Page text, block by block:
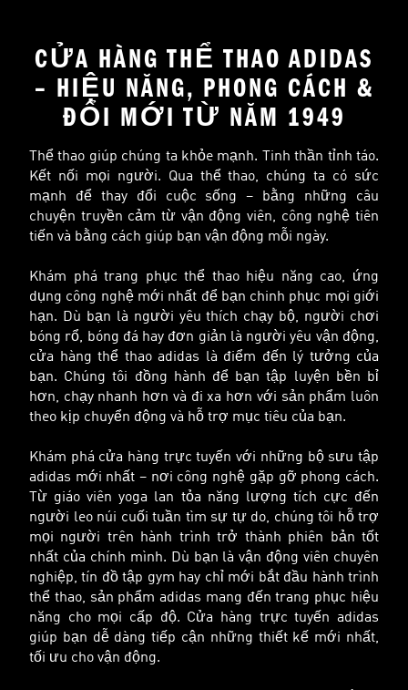
CỬA HÀNG THỂ THAO ADIDAS
– HIỆU NĂNG, PHONG CÁCH &
ĐỔI MỚI TỪ NĂM 1949
Thể thao giúp chúng ta khỏe mạnh. Tinh thần tỉnh táo.
Kết nối mọi người. Qua thể thao, chúng ta có sức
mạnh để thay đổi cuộc sống – bằng những câu
chuyện truyền cảm từ vận động viên, công nghệ tiên
tiến và bằng cách giúp bạn vận động mỗi ngày.
Khám phá trang phục thể thao hiệu năng cao, ứng
dụng công nghệ mới nhất để bạn chinh phục mọi giới
hạn. Dù bạn là người yêu thích chạy bộ, người chơi
bóng rổ, bóng đá hay đơn giản là người yêu vận động,
cửa hàng thể thao adidas là điểm đến lý tưởng của
bạn. Chúng tôi đồng hành để bạn tập luyện bền bỉ
hơn, chạy nhanh hơn và đi xa hơn với sản phẩm luôn
theo kịp chuyển động và hỗ trợ mục tiêu của bạn.
Khám phá cửa hàng trực tuyến với những bộ sưu tập
adidas mới nhất – nơi công nghệ gặp gỡ phong cách.
Từ giáo viên yoga lan tỏa năng lượng tích cực đến
người leo núi cuối tuần tìm sự tự do, chúng tôi hỗ trợ
mọi người trên hành trình trở thành phiên bản tốt
nhất của chính mình. Dù bạn là vận động viên chuyên
nghiệp, tín đồ tập gym hay chỉ mới bắt đầu hành trình
thể thao, sản phẩm adidas mang đến trang phục hiệu
năng cho mọi cấp độ. Cửa hàng trực tuyến adidas
giúp bạn dễ dàng tiếp cận những thiết kế mới nhất,
tối ưu cho vận động.